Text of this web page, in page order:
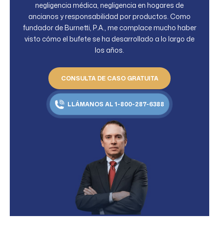
negligencia médica, negligencia en hogares de
ancianos y responsabilidad por productos. Como
fundador de Burnetti, P.A., me complace mucho haber
visto cómo el bufete se ha desarrollado a lo largo de
los años.
CONSULTA DE CASO GRATUITA
LLÁMANOS AL 1-800-287-6388